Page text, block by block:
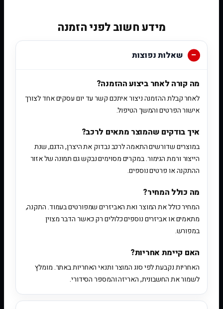
מידע חשוב לפני הזמנה
שאלות נפוצות
מה קורה לאחר ביצוע ההזמנה?
לאחר קבלת ההזמנה ניצור איתכם קשר עד יום עסקים אחד לצורך
אישור הפרטים והמשך הטיפול.
איך בודקים שהמוצר מתאים לרכב?
במוצרים שדורשים התאמה לרכב נבדוק את היצרן, הדגם, שנת
הייצור ורמת הגימור. במקרים מסוימים נבקש גם תמונה של אזור
ההתקנה או פרטים נוספים.
מה כולל המחיר?
המחיר כולל את המוצר ואת האביזרים שמפורטים בעמוד. התקנה,
מתאמים או אביזרים נוספים כלולים רק כאשר הדבר מצוין
במפורש.
האם קיימת אחריות?
האחריות נקבעת לפי סוג המוצר ותנאי האחריות באתר. מומלץ
לשמור את החשבונית, האריזה והמספר הסידורי.